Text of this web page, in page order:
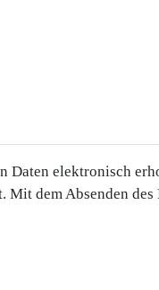
Daten elektronisch
Mit dem Absenden